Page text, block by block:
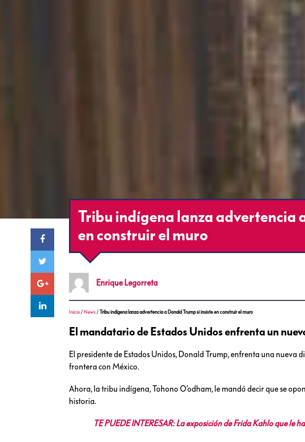
Tribu indígena lanza advertencia
en construir el muro
Enrique Legorreta
Inicio / News /Tribu indígena lanza advertencia a Donald Trump si insiste en construir el muro
El mandatario de Estados Unidos enfrenta un
El presidente de Estados Unidos, Donald Trump, enfrenta una
frontera con México.
Ahora, la tribu indígena, Tohono O’odham, le mandó decir que se
historia.
TE PUEDE INTERESAR: La exposición de Frida Kahlo que le